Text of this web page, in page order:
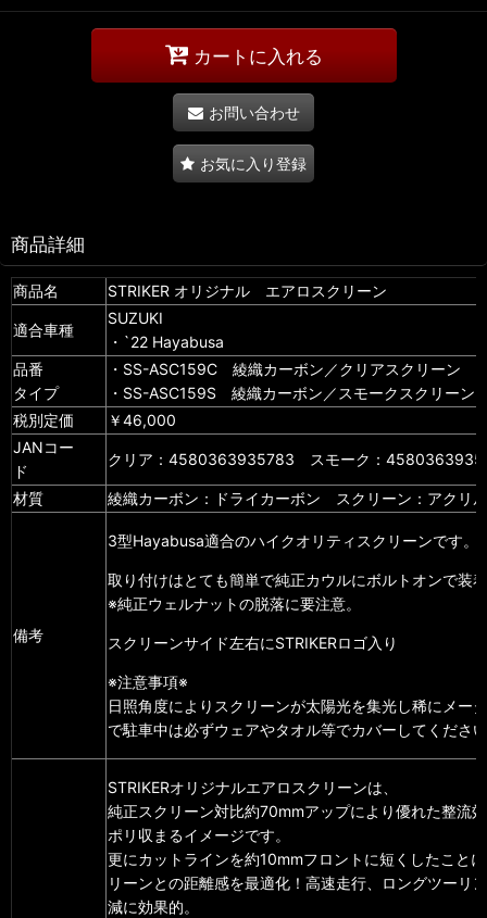
カートに入れる
お問い合わせ
お気に入り登録
商品詳細
商品名 STRIKER オリジナル エアロスクリーン
適合車種
SUZUKI
・`22 Hayabusa
品番
タイプ
・SS-ASC159C 綾織カーボン／クリアスクリーン
・SS-ASC159S 綾織カーボン／スモークスクリーン
税別定価
￥46,000
JANコー
ド
クリア： 4580363935783 スモーク：
材質 綾織カーボン：ドライカーボン スクリーン：アクリ
備考
3型Hayabusa適合のハイクオリティスクリーンです。
取り付けはとても簡単で純正カウルにボルトオンで装
※純正ウェルナットの脱落に要注意。
スクリーンサイド左右にSTRIKERロゴ入り
※注意事項※
日照角度によりスクリーンが太陽光を集光し稀にメー
で駐車中は必ずウェアやタオル等でカバーしてくださ
STRIKERオリジナルエアロスクリーンは、
純正スクリーン対比約70mmアップにより優れた整流
ポリ収まるイメージです。
更にカットラインを約10mmフロントに短くしたこと
リーンとの距離感を最適化！高速走行、ロングツーリ
減に効果的。